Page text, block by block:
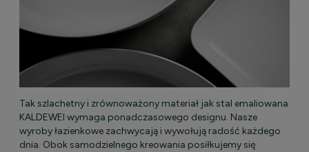
Tak szlachetny i zrównoważony materiał jak stal emaliowana
KALDEWEI wymaga ponadczasowego designu. Nasze
wyroby łazienkowe zachwycają i wywołują radość każdego
dnia. Obok samodzielnego kreowania posiłkujemy się